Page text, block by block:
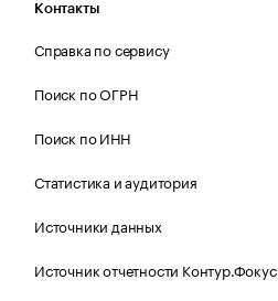
Контакты
Справка по сервису
Поиск по ОГРН
Поиск по ИНН
Статистика и аудитория
Источники данных
Источник отчетности Контур.Фокус